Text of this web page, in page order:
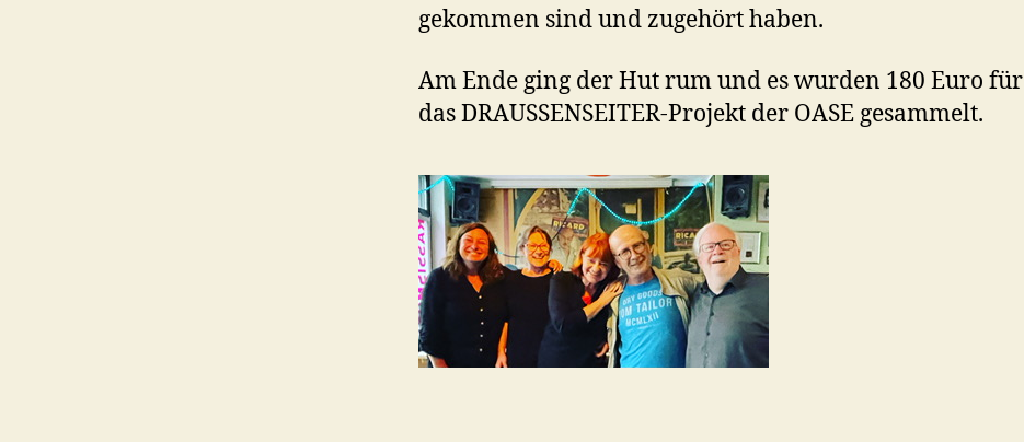
gekommen sind und zugehört haben.
Am Ende ging der Hut rum und es wurden 180 Euro für
das DRAUSSENSEITER-Projekt der OASE gesammelt.